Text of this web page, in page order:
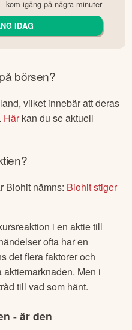
kom igång på några minuter
IDAG
börsen?
, vilket innebär att deras
Härkan du se aktuell
Biohit nämns: Biohit stiger
i en aktie till
ofta har en
det flera faktorer och
Men i
till vad som hänt.
- är den